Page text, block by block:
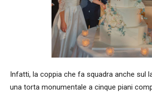
Infatti, la coppia che fa squadra anche sul
una torta monumentale a cinque piani